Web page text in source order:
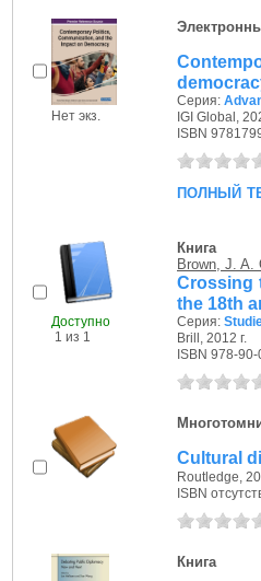
Нет экз.
Серия:
IGI Global,
ISBN
полный
Доступно
1 из 1
Книга
Brown, J. A.
Crossing
the 18th
Серия:
Brill, 2012 г.
ISBN 978-
Cultural
Routledge,
ISBN
Книга